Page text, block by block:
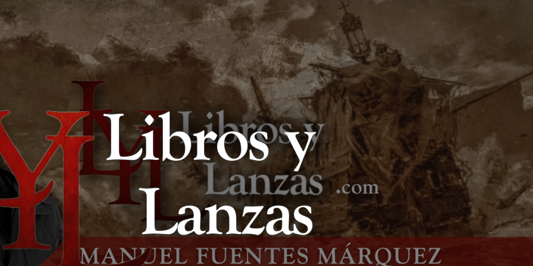
LIBROS Y
LANZAS